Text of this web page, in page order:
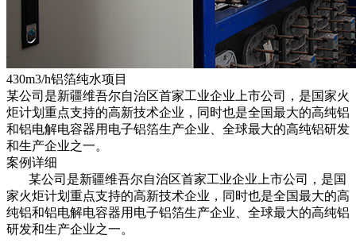
430m3/h铝箔纯水项目
某公司是新疆维吾尔自治区首家工业企业上市公司，是国家火
炬计划重点支持的高新技术企业，同时也是全国最大的高纯铝
和铝电解电容器用电子铝箔生产企业、全球最大的高纯铝研发
和生产企业之一。
案例详细
某公司是新疆维吾尔自治区首家工业企业上市公司，是国
家火炬计划重点支持的高新技术企业，同时也是全国最大的高
纯铝和铝电解电容器用电子铝箔生产企业、全球最大的高纯铝
研发和生产企业之一。